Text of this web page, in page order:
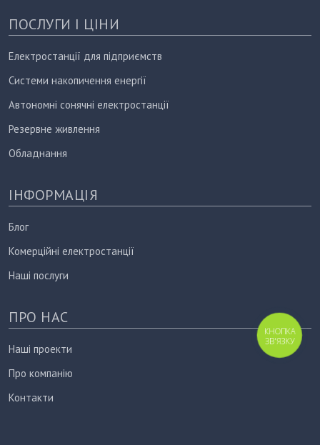
ПОСЛУГИ І ЦІНИ
Електростанції для підприємств
Системи накопичення енергії
Автономні сонячні електростанції
Резервне живлення
Обладнання
ІНФОРМАЦІЯ
Блог
Комерційні електростанції
Наші послуги
ПРО НАС
Наші проекти
Про компанію
Контакти
КНОПКА
ЗВ'ЯЗКУ